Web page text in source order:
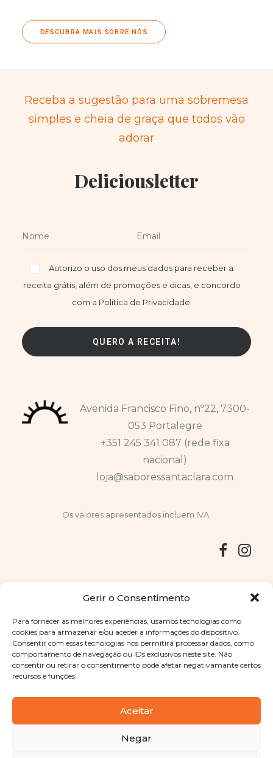
Gerir o Consentimento
Para fornecer as melhores experiências, usamos tecnologias como
cookies para armazenar e/ou aceder a informações do dispositivo.
Consentir com essas tecnologias nos permitirá processar dados, como
comportamento de navegação ou IDs exclusivos neste site. Não
consentir ou retirar o consentimento pode afetar negativamante certos
recursos e funções.
Aceitar
Negar
DESCUBRA MAIS SOBRE NÓS
Receba a sugestão para uma sobremesa
simples e cheia de graça que todos vão
adorar
Deliciousletter
Autorizo o uso dos meus dados para receber a
receita grátis, além de promoções e dicas, e concordo
com a Política de Privacidade.
Avenida Francisco Fino, nº22, 7300-
053 Portalegre
+351 245 341 087 (rede fixa
nacional)
loja@saboressantaclara.com
Os valores apresentados incluem IVA.
Copyright © 2025 Sabores Santa Clara
. Todos os direitos
reservadosPolítica de Privacidade |Termos e condições
Designed byShift Your Branding Agency